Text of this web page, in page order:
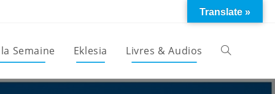
Semaine Eklesia Livres & Audios Toggle
Translate »